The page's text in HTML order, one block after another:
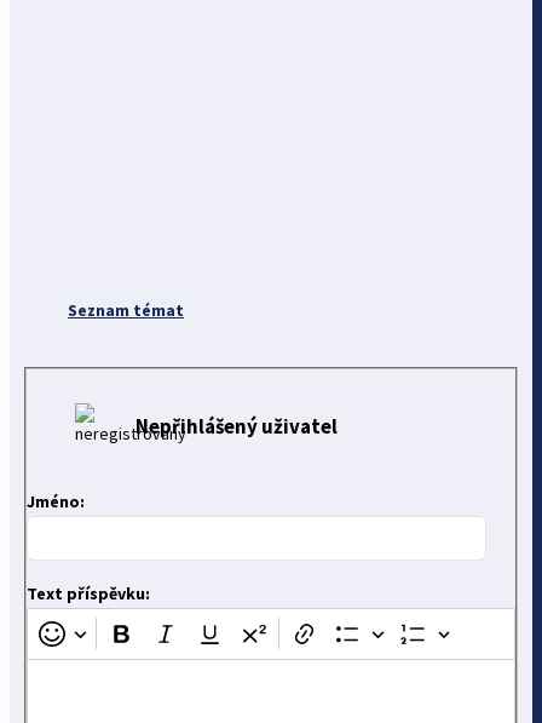
Seznam témat
Nepřihlášený uživatel
Jméno:
Text příspěvku: